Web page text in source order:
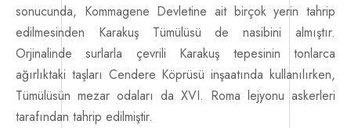
sonucunda, Kommagene Devletine ait birçok yerin tahrip
edilmesinden Karakuş Tümülüsü de nasibini almıştır.
Orjinalinde surlarla çevrili Karakuş tepesinin tonlarca
ağırlıktaki taşları Cendere Köprüsü inşaatında kullanılırken,
Tümülüsün mezar odaları da XVI. Roma lejyonu askerleri
tarafından tahrip edilmiştir.